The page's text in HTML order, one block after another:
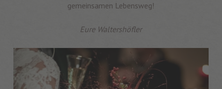
gemeinsamen Lebensweg!
Eure Waltershöfler